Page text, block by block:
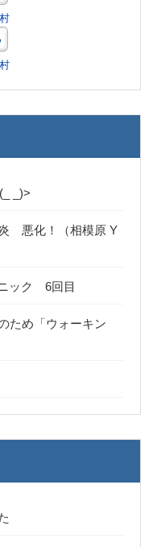
_)>
悪化！（相模原 Y
ック 6回目
ため「ウォーキン